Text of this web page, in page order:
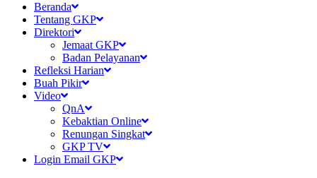
Beranda
Tentang GKP
Direktori
Jemaat GKP
Badan Pelayanan
Refleksi Harian
Buah Pikir
Video
QnA
Kebaktian Online
Renungan Singkat
GKP TV
Login Email GKP